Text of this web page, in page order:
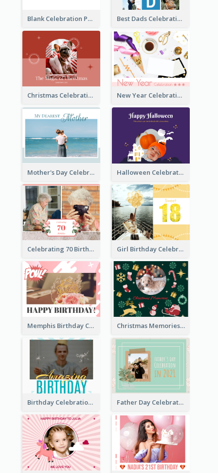
Blank Celebration Photo Book Best Dads Celebration Photo Book
Christmas Celebration Photo Book New Year Celebration Photo Book
Mother's Day Celebration Photo Book Halloween Celebration Photo Book
Celebrating 70 Birthday Celebration Photo Book Girl Birthday Celebration Photo Book
Memphis Birthday Celebration Photo Book Christmas Memories Photo Book
Birthday Celebration Photo Book Father Day Celebration Photo Book With Quotes